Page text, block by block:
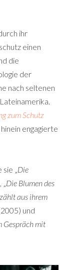
ihr
einen
die
der
nach seltenen
zum Schutz
engagierte
„Die
„Die Blumen des
aus ihrem
und
Gespräch mit